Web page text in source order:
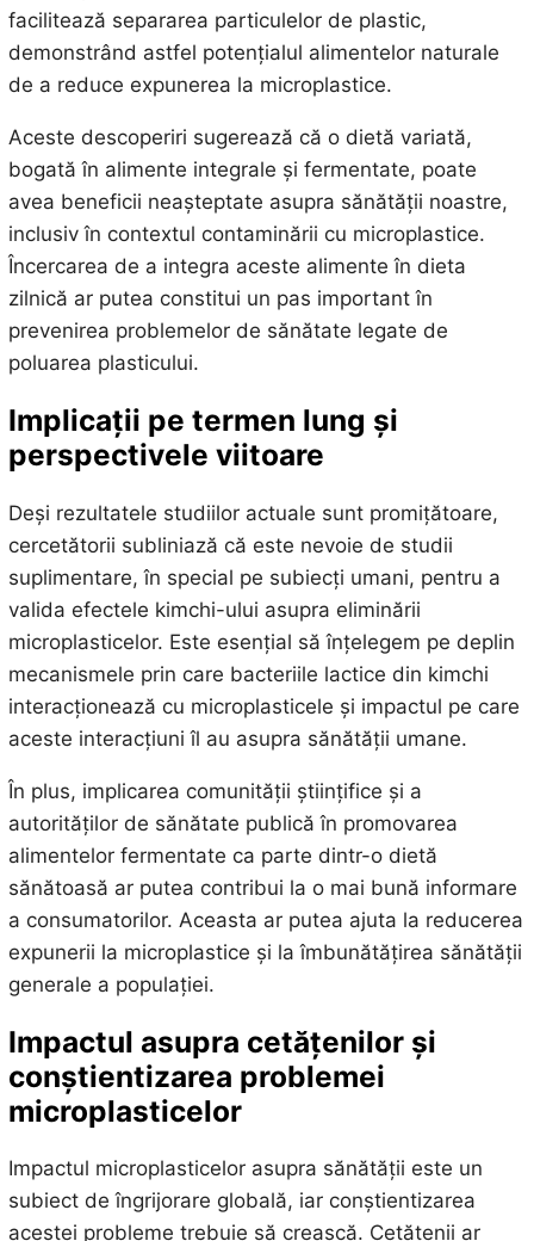
facilitează separarea particulelor de plastic,
demonstrând astfel potențialul alimentelor naturale
de a reduce expunerea la microplastice.
Aceste descoperiri sugerează că o dietă variată,
bogată în alimente integrale și fermentate, poate
avea beneficii neașteptate asupra sănătății noastre,
inclusiv în contextul contaminării cu microplastice.
Încercarea de a integra aceste alimente în dieta
zilnică ar putea constitui un pas important în
prevenirea problemelor de sănătate legate de
poluarea plasticului.
Implicații pe termen lung și
perspectivele viitoare
Deși rezultatele studiilor actuale sunt promițătoare,
cercetătorii subliniază că este nevoie de studii
suplimentare, în special pe subiecți umani, pentru a
valida efectele kimchi-ului asupra eliminării
microplasticelor. Este esențial să înțelegem pe deplin
mecanismele prin care bacteriile lactice din kimchi
interacționează cu microplasticele și impactul pe care
aceste interacțiuni îl au asupra sănătății umane.
În plus, implicarea comunității științifice și a
autorităților de sănătate publică în promovarea
alimentelor fermentate ca parte dintr-o dietă
sănătoasă ar putea contribui la o mai bună informare
a consumatorilor. Aceasta ar putea ajuta la reducerea
expunerii la microplastice și la îmbunătățirea sănătății
generale a populației.
Impactul asupra cetățenilor și
conștientizarea problemei
microplasticelor
Impactul microplasticelor asupra sănătății este un
subiect de îngrijorare globală, iar conștientizarea
acestei probleme trebuie să crească. Cetățenii ar